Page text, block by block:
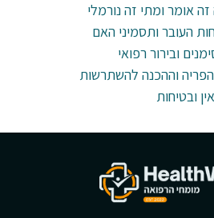
אומר ומתי זה נורמלי
ובירור רפואי
ובטיחות